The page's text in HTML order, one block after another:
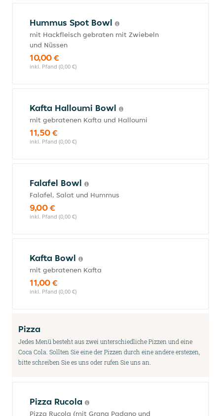
Hummus Spot Bowl
mit Hackfleisch gebraten mit Zwiebeln
und Nüssen
10,00 €
inkl. Pfand (0,00 €)
Kafta Halloumi Bowl
mit gebratenen Kafta und Halloumi
11,50 €
inkl. Pfand (0,00 €)
Falafel Bowl
Falafel, Salat und Hummus
9,00 €
inkl. Pfand (0,00 €)
Kafta Bowl
mit gebratenen Kafta
11,00 €
inkl. Pfand (0,00 €)
Pizza
Jedes Menü besteht aus zwei unterschiedliche Pizzen und eine
Coca Cola. Sollten Sie eine der Pizzen durch eine andere erstezen,
bitte schreiben Sie es uns oder rufen Sie uns an.
Pizza Rucola
Pizza Rucola (mit Grana Padano und